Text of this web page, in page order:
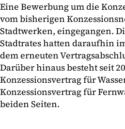
Eine Bewerbung um die
vom bisherigen
Stadtwerken, eingegangen.
Stadtrates hatten daraufhin
dem erneuten
Darüber hinaus besteht seit
Konzessionsvertrag für
Konzessionsvertrag für
beiden Seiten.